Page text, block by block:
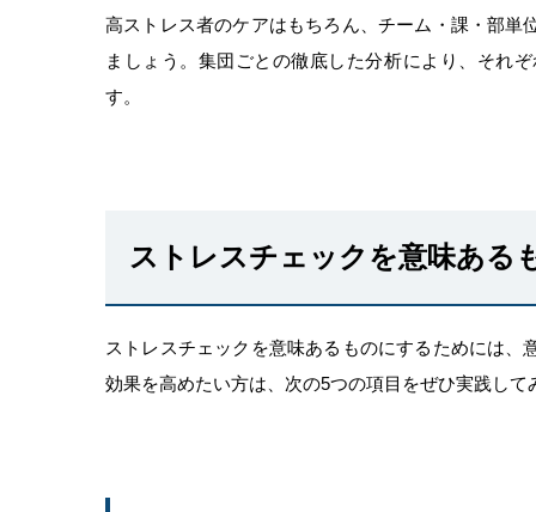
高ストレス者のケアはもちろん、チーム・課・部
ましょう。集団ごとの徹底した分析により、それ
す。
ストレスチェックを意味ある
ストレスチェックを意味あるものにするためには
効果を高めたい方は、次の5つの項目をぜひ実践して